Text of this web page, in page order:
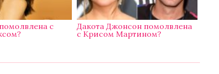
с
Дакота Джонсон помолвлена
с Крисом Мартином?